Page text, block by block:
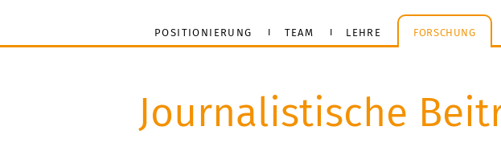
POSITIONIERUNG TEAM LEHRE FORSCHUNG
Journalistische